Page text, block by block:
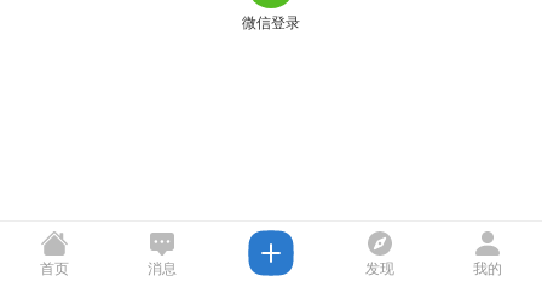
微信登录
首页 消息 发现 我的